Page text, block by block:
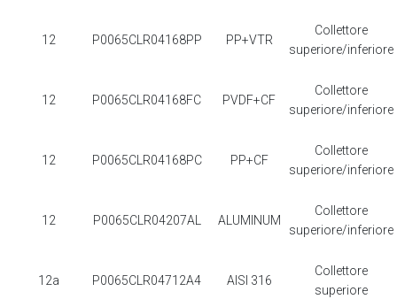
12 P0065CLR04168PP PP+VTR
Collettore
superiore/inferiore
12 P0065CLR04168FC PVDF+CF
Collettore
superiore/inferiore
12 P0065CLR04168PC PP+CF
Collettore
superiore/inferiore
12 P0065CLR04207AL ALUMINUM
Collettore
superiore/inferiore
12a P0065CLR04712A4 AISI 316
Collettore
superiore